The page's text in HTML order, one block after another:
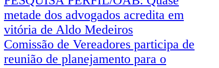
metade dos advogados acredita em
vitória de Aldo Medeiros
Comissão de Vereadores participa de
reunião de planejamento para o